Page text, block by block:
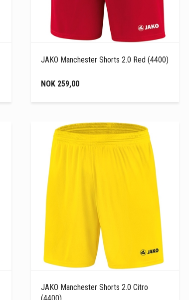
JAKO Manchester Shorts 2.0 Red (4400)
NOK 259,00
JAKO Manchester Shorts 2.0 Citro